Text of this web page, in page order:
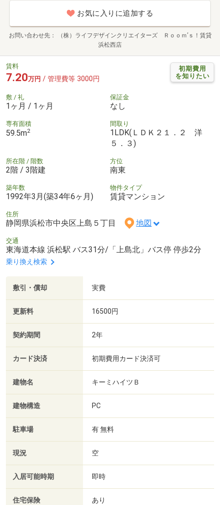
お気に入りに追加する
お問い合わせ先
（株）ライフデザインクリエイターズ Ｒｏｏｍ’ｓ！賃貸
浜松西店
初期費用
を知りたい
賃料
7.20万円 / 管理費等 3000円
敷 / 礼
1ヶ月 / 1ヶ月
保証金
なし
専有面積
59.5m2
間取り
1LDK(ＬＤＫ２１．２ 洋
５．３)
所在階 / 階数
2階 / 3階建
方位
南東
築年数
1992年3月(築34年6ヶ月)
物件タイプ
賃貸マンション
住所
静岡県浜松市中央区上島５丁目 地図
交通
東海道本線 浜松駅 バス31分/「上島北」バス停 停歩2分
乗り換え検索
敷引・償却 実費
更新料 16500円
契約期間 2年
カード決済 初期費用カード決済可
建物名 キーミハイツＢ
建物構造 PC
駐車場 有 無料
現況 空
入居可能時期 即時
住宅保険 あり